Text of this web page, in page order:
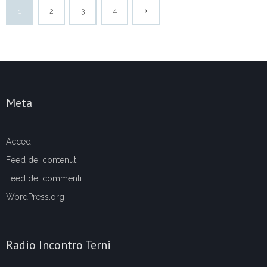
1 2 3 4
Meta
Accedi
Feed dei contenuti
Feed dei commenti
WordPress.org
Radio Incontro Terni